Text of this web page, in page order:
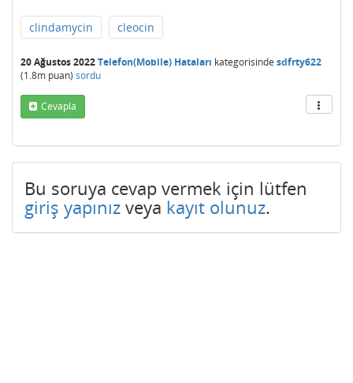
clindamycin cleocin
20 Ağustos 2022Telefon(Mobile) Hataları kategorisinde sdfrty622
(1.8m puan) sordu
Cevapla
Bu soruya cevap vermek için lütfen
giriş yapınız veya kayıt olunuz.